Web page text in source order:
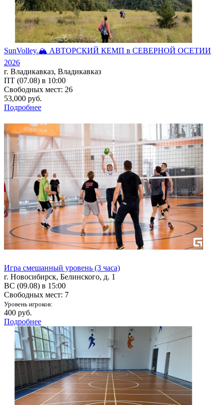
SunVolley.🏔️ АВТОРСКИЙ КЕМП в СЕВЕРНОЙ ОСЕТИИ
2026
г. Владикавказ, Владикавказ
ПТ (07.08) в 10:00
Свободных мест: 26
53,000 руб.
Подробнее
Игра смешанный уровень (3 часа)
г. Новосибирск, Белинского, д. 1
ВС (09.08) в 15:00
Свободных мест: 7
Уровень игроков:
400 руб.
Подробнее